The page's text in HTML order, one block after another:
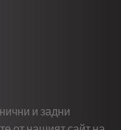
и задни